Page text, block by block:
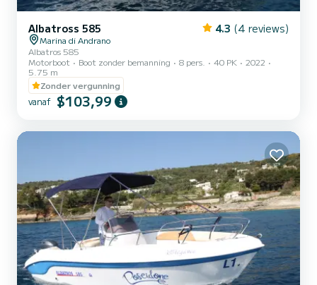
Albatross 585 4.3 (4 reviews)
Marina di Andrano
Albatros 585
Motorboot
Boot zonder bemanning 8 pers. 40 PK
2022
5.75 m
Zonder vergunning
vanaf $103,99